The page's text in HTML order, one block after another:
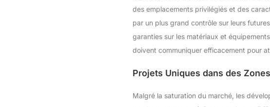
des emplacements privilégiés et des
par un plus grand contrôle sur leurs
garanties sur les matériaux et
doivent communiquer efficacement pour
Projets Uniques dans des
Malgré la saturation du marché, les